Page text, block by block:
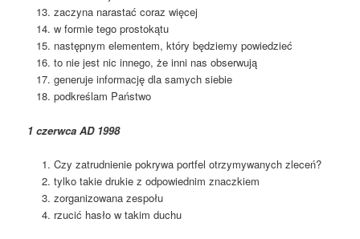
zaczyna narastać coraz więcej
w formie tego prostokątu
następnym elementem, który będziemy powiedzieć
to nie jest nic innego, że inni nas obserwują
generuje informację dla samych siebie
podkreślam Państwo
1 czerwca AD 1998
Czy zatrudnienie pokrywa portfel otrzymywanych zleceń?
tylko takie drukie z odpowiednim znaczkiem
zorganizowana zespołu
rzucić hasło w takim duchu